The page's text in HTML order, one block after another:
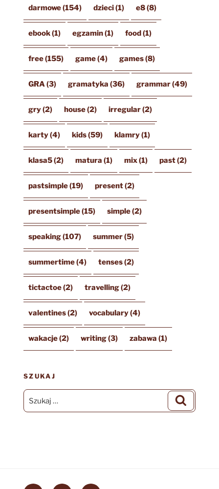
darmowe(154) dzieci(1) e8(8)
ebook(1) egzamin(1) food (1)
free(155) game(4) games(8)
GRA(3) gramatyka (36) grammar(49)
gry(2) house(2) irregular(2)
karty(4) kids(59) klamry(1)
klasa5(2) matura (1) mix(1) past(2)
pastsimple(19) present(2)
presentsimple(15) simple(2)
speaking(107) summer(5)
summertime(4) tenses(2)
tictactoe(2) travelling(2)
valentines(2) vocabulary(4)
wakacje(2) writing(3) zabawa (1)
SZUKAJ
Szukaj: